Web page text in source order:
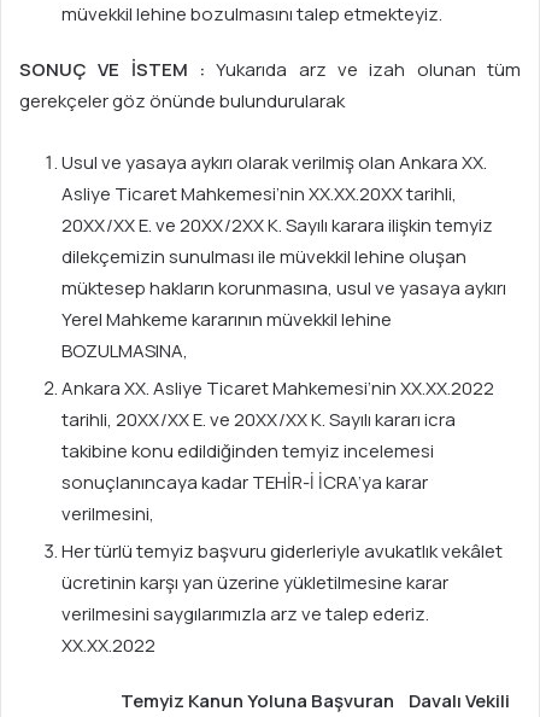
müvekkil lehine bozulmasını talep etmekteyiz.
SONUÇ VE İSTEM : Yukarıda arz ve izah olunan tüm
gerekçeler göz önünde bulundurularak
Usul ve yasaya aykırı olarak verilmiş olan Ankara XX.
Asliye Ticaret Mahkemesi’nin XX.XX.20XX tarihli,
20XX/XX E. ve 20XX/2XX K. Sayılı karara ilişkin temyiz
dilekçemizin sunulması ile müvekkil lehine oluşan
müktesep hakların korunmasına, usul ve yasaya aykırı
Yerel Mahkeme kararının müvekkil lehine
BOZULMASINA,
Ankara XX. Asliye Ticaret Mahkemesi’nin XX.XX.2022
tarihli, 20XX/XX E. ve 20XX/XX K. Sayılı kararı icra
takibine konu edildiğinden temyiz incelemesi
sonuçlanıncaya kadar TEHİR-İ İCRA’ya karar
verilmesini,
Her türlü temyiz başvuru giderleriyle avukatlık vekâlet
ücretinin karşı yan üzerine yükletilmesine karar
verilmesini saygılarımızla arz ve talep ederiz.
XX.XX.2022
Temyiz Kanun Yoluna Başvuran Davalı Vekili